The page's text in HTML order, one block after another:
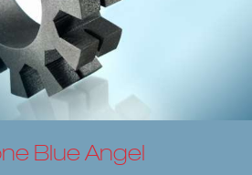
Blue Angel